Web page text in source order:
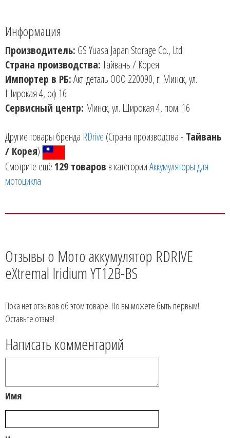
Информация
Производитель: GS Yuasa Japan Storage Co., Ltd
Страна производства:Тайвань / Корея
Импортер в РБ:Акт-деталь ООО 220090, г. Минск, ул.
Широкая 4, оф 16
Сервисный центр: Минск, ул. Широкая 4, пом. 16
Другие товары бренда RDrive (Страна производства - Тайвань
/ Корея)
Смотрите ещё129 товаров в категорииАккумуляторы для
мотоцикла
Отзывы о Мото аккумулятор RDRIVE
eXtremal Iridium YT12B-BS
Пока нет отзывов об этом товаре. Но вы можете быть первым!
Оставьте отзыв!
Написать комментарий
Имя